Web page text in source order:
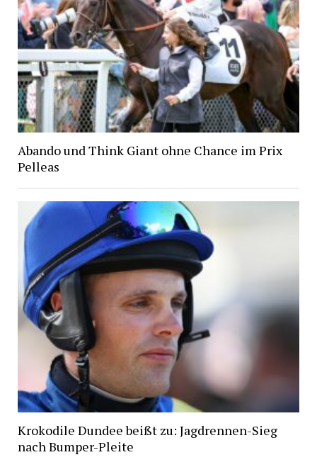
Abando und Think Giant ohne Chance im Prix
Pelleas
Krokodile Dundee beißt zu: Jagdrennen-Sieg
nach Bumper-Pleite